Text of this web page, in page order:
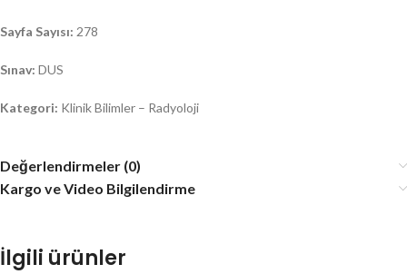
Sayfa Sayısı: 278
Sınav: DUS
Kategori: Klinik Bilimler – Radyoloji
Değerlendirmeler (0)
Kargo ve Video Bilgilendirme
İlgili ürünler